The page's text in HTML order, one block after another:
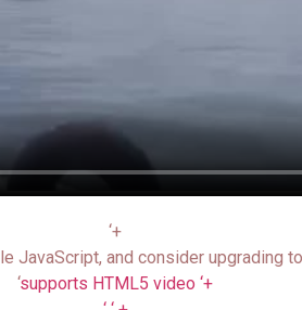
‘+
JavaScript, and consider upgrading
‘supports HTML5 video ‘+